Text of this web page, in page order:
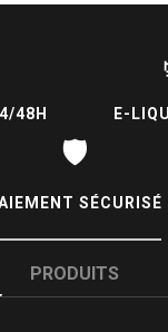
48H E-
🛡️
SÉCURISÉ
PRODUITS